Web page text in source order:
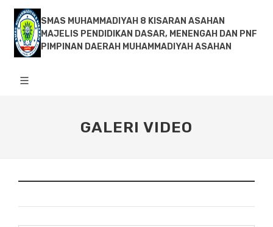
SMAS MUHAMMADIYAH 8 KISARAN ASAHAN
MAJELIS PENDIDIKAN DASAR, MENENGAH DAN PNF
PIMPINAN DAERAH MUHAMMADIYAH ASAHAN
GALERI VIDEO